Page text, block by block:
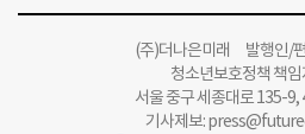
(주)더나은미래 발행인/
청소년보호정책 책임
서울 중구 세종대로 135-
기사제보: